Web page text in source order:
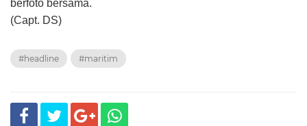
berfoto bersama.
(Capt. DS)
#headline #maritim